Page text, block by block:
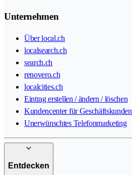
Unternehmen
Über local.ch
localsearch.ch
search.ch
renovero.ch
localcities.ch
Eintrag erstellen / ändern / löschen
Kundencenter für Geschäftskunden
Unerwünschtes Telefonmarketing
Entdecken